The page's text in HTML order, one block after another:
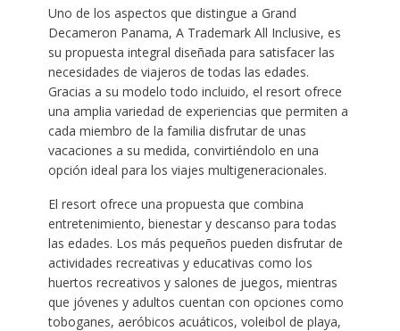
Uno de los aspectos que distingue a Grand
Decameron Panama, A Trademark All Inclusive, es
su propuesta integral diseñada para satisfacer las
necesidades de viajeros de todas las edades.
Gracias a su modelo todo incluido, el resort ofrece
una amplia variedad de experiencias que permiten a
cada miembro de la familia disfrutar de unas
vacaciones a su medida, convirtiéndolo en una
opción ideal para los viajes multigeneracionales.
El resort ofrece una propuesta que combina
entretenimiento, bienestar y descanso para todas
las edades. Los más pequeños pueden disfrutar de
actividades recreativas y educativas como los
huertos recreativos y salones de juegos, mientras
que jóvenes y adultos cuentan con opciones como
toboganes, aeróbicos acuáticos, voleibol de playa,